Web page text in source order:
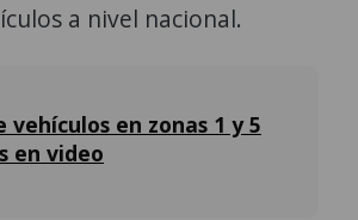
a nivel nacional.
vehículos en zonas 1 y 5
en video